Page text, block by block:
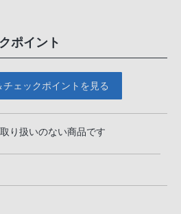
ポイント
チェックポイントを見る
り扱いのない商品です